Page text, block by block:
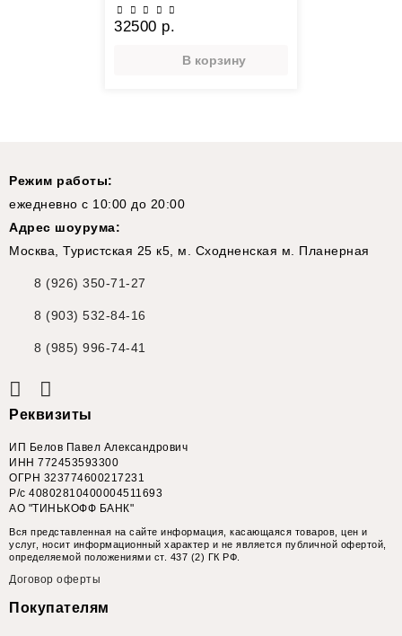
32500 р.
В корзину
Реквизиты
ИП Белов Павел Александрович
ИНН 772453593300
ОГРН 323774600217231
Р/с 40802810400004511693
АО "ТИНЬКОФФ БАНК"
Вся представленная на сайте информация, касающаяся товаров, цен и
услуг, носит информационный характер и не является публичной офертой,
определяемой положениями ст. 437 (2) ГК РФ.
Договор оферты
Режим работы:
ежедневно с 10:00 до 20:00
Адрес шоурума:
Москва, Туристская 25 к5, м. Сходненская м. Планерная
8 (926) 350-71-27
8 (903) 532-84-16
8 (985) 996-74-41
Покупателям